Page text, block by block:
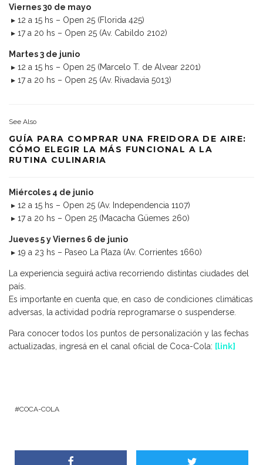
Viernes 30 de mayo
▸ 12 a 15 hs – Open 25 (Florida 425)
▸ 17 a 20 hs – Open 25 (Av. Cabildo 2102)
Martes 3 de junio
▸ 12 a 15 hs – Open 25 (Marcelo T. de Alvear 2201)
▸ 17 a 20 hs – Open 25 (Av. Rivadavia 5013)
See Also
GUÍA PARA COMPRAR UNA FREIDORA DE AIRE:
CÓMO ELEGIR LA MÁS FUNCIONAL A LA
RUTINA CULINARIA
Miércoles 4 de junio
▸ 12 a 15 hs – Open 25 (Av. Independencia 1107)
▸ 17 a 20 hs – Open 25 (Macacha Güemes 260)
Jueves 5 y Viernes 6 de junio
▸ 19 a 23 hs – Paseo La Plaza (Av. Corrientes 1660)
La experiencia seguirá activa recorriendo distintas ciudades del
país.
Es importante en cuenta que, en caso de condiciones climáticas
adversas, la actividad podría reprogramarse o suspenderse.
Para conocer todos los puntos de personalización y las fechas
actualizadas, ingresá en el canal oficial de Coca-Cola: [link]
COCA-COLA